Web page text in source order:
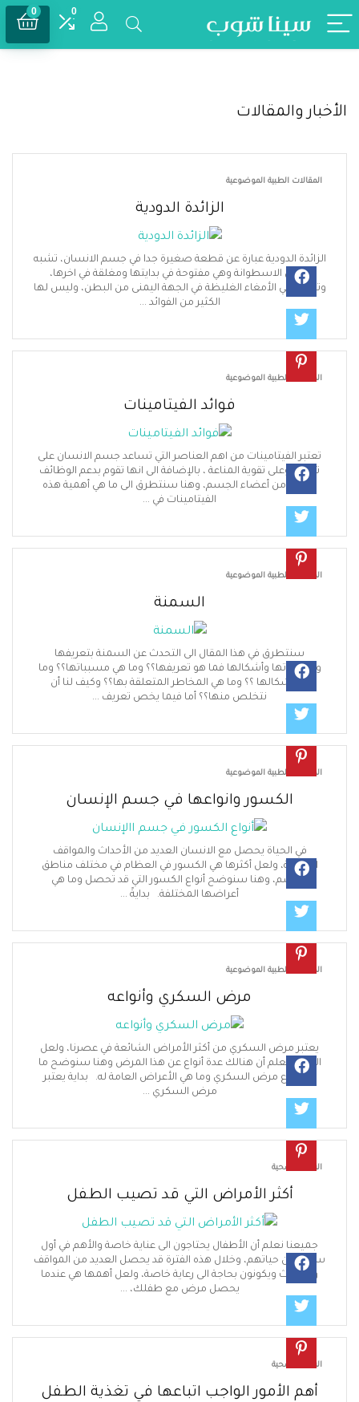
والمقالات
الطبية الموضوعية
الزائدة الدودية
الدودية عبارة عن قطعة صغيرة جدا في جسم الانسان، تشبه
شكل الاسطوانة وهي مفتوحة في بدايتها ومغلقة في اخرها،
في الأمغاء الغليظة في الجهة اليمنى من البطن، وليس لها
الكثير من الفوائد ...
الطبية الموضوعية
فوائد الفيتامينات
الفيتامينات من اهم العناصر التي تساعد جسم الانسان على
وعلى تقوية المناعة ، بالإضافة الى انها تقوم بدعم الوظائف
من أعضاء الجسم، وهنا سنتطرق الى ما هي أهمية هذه
الفيتامينات في ...
الطبية الموضوعية
السمنة
سنتطرق في هذا المقال الى التحدث عن السمنة بتعريفها
وأشكالها فما هو تعريفها؟؟ وما هي مسبباتها؟؟ وما
هي أشكالها ؟؟ وما هي المخاطر المتعلقة بها؟؟ وكيف لنا أن
نتخلص منها؟؟ أما فيما يخص تعريف ...
الطبية الموضوعية
الكسور وانواعها في جسم الإنسان
في الحياة يحصل مع الانسان العديد من الأحداث والمواقف
ولعل أكثرها هي الكسور في العظام في مختلف مناطق
الجسم، وهنا سنوضح أنواع الكسور التي قد تحصل وما هي
أعراضها المختلفة. بدايةً ...
الطبية الموضوعية
مرض السكري وأنواعه
مرض السكري من أكثر الأمراض الشائعة في عصرنا، ولعل
لا يعلم أن هنالك عدة أنواع عن هذا المرض وهنا سنوضح ما
أنواع مرض السكري وما هي الأعراض العامة له. بداية يعتبر
مرض السكري ...
الصحية
أكثر الأمراض التي قد تصيب الطفل
نعلم أن الأطفال يحتاجون الى عناية خاصة والأهم في أول
من حياتهم، وخلال هذه الفترة قد يحصل العديد من المواقف
ويكونون بحاجة الى رعاية خاصة، ولعل أهمها هي عندما
يحصل مرض مع طفلك، ...
الصحية
الأمور الواجب اتباعها في تغذية الطفل